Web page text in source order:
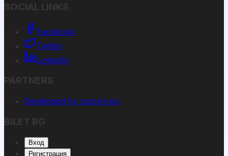
SOCIAL LINKS
Facebook
Twitter
LinkedIn
PARTNERS
Developed by outcon.eu
BILET BG
Вход
Регистрация